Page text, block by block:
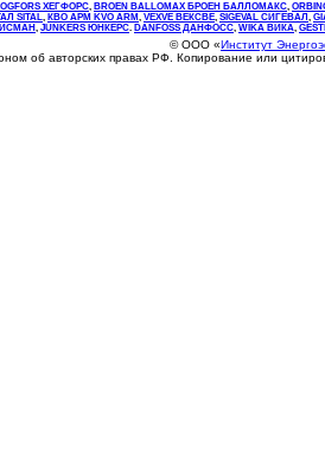
ХЕГФОРС, BROEN BALLOMAX БРОЕН БАЛЛОМАКС,
SITAL, КВО АРМ KVO ARM, VEXVE ВЕКСВЕ, SIGEVAL СИГЕВАЛ ,
, JUNKERS ЮНКЕРС. DANFOSS ДАНФОСС, WIKA ВИКА,
© ООО «Институт
об авторских правах РФ. Копирование или